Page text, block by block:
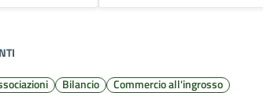
Bilancio
Commercio all'ingrosso